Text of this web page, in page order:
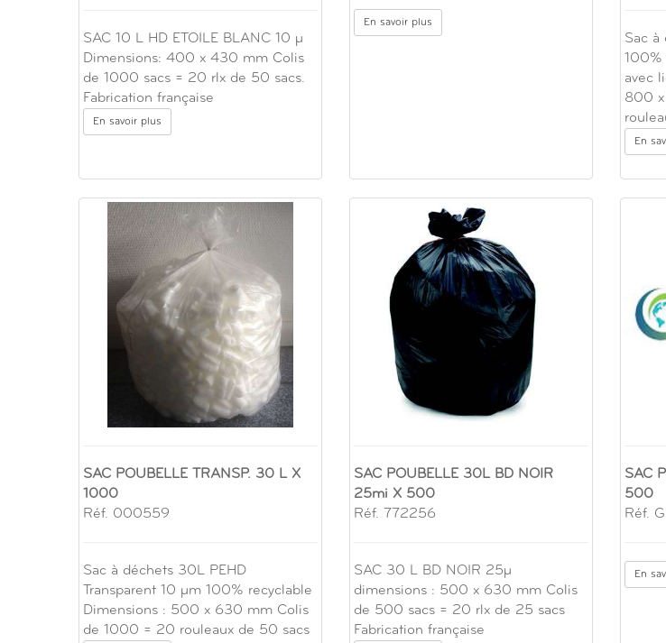
SAC 10 L HD ETOILE BLANC 10 µ
Dimensions: 400 x 430 mm Colis
de 1000 sacs = 20 rlx de 50 sacs.
Fabrication française
En savoir plus
En savoir plus
Sac à
100%
avec
800 x
En
SAC POUBELLE TRANSP. 30 L X
1000
Réf. 000559
Sac à déchets 30L PEHD
Transparent 10 µm 100% recyclable
Dimensions : 500 x 630 mm Colis
de 1000 = 20 rouleaux de 50 sacs
SAC POUBELLE 30L BD NOIR
25mi X 500
Réf. 772256
SAC 30 L BD NOIR 25µ
dimensions : 500 x 630 mm Colis
de 500 sacs = 20 rlx de 25 sacs
Fabrication française
SAC
500
Réf.
En